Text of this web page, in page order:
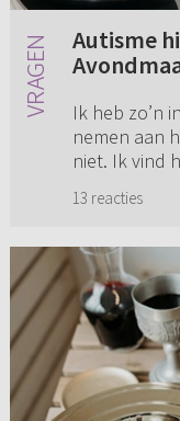
Autisme
Ik heb zo’n
nemen aan
niet. Ik vind
zelfs mijn
13 reacties